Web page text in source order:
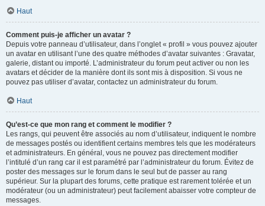
Haut
Comment puis-je afficher un avatar ?
Depuis votre panneau d’utilisateur, dans l’onglet « profil » vous pouvez ajouter
un avatar en utilisant l’une des quatre méthodes d’avatar suivantes : Gravatar,
galerie, distant ou importé. L’administrateur du forum peut activer ou non les
avatars et décider de la manière dont ils sont mis à disposition. Si vous ne
pouvez pas utiliser d’avatar, contactez un administrateur du forum.
Haut
Qu’est-ce que mon rang et comment le modifier ?
Les rangs, qui peuvent être associés au nom d’utilisateur, indiquent le nombre
de messages postés ou identifient certains membres tels que les modérateurs
et administrateurs. En général, vous ne pouvez pas directement modifier
l’intitulé d’un rang car il est paramétré par l’administrateur du forum. Évitez de
poster des messages sur le forum dans le seul but de passer au rang
supérieur. Sur la plupart des forums, cette pratique est rarement tolérée et un
modérateur (ou un administrateur) peut facilement abaisser votre compteur de
messages.